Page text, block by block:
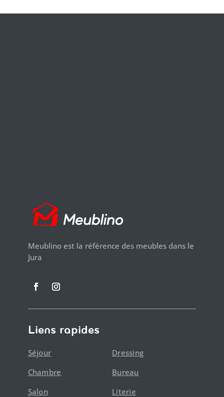
Meublino est la référence des meubles dans le
Jura
Liens rapides
Séjour
Chambre
Salon
Dressing
Bureau
Literie